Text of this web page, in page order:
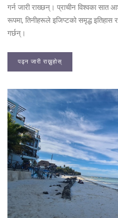
गर्न जारी राख्छन्। प्राचीन विश्वका सात
रूपमा, तिनीहरूले इजिप्टको समृद्ध
गर्छन्।
पढ्न जारी राख्नुहोस्